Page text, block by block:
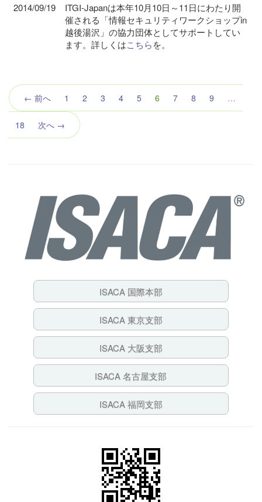
2014/09/19
ITGI-Japanは本年10月10日～11日にわたり開
催される「情報セキュリティワークショップin
越後湯沢」の協力団体としてサポートしてい
ます。詳しくはこちらを。
← 前へ 1 2 3 4 5 6 （こ
の
7 8 9 …
18 次へ →
ISACA 国際本部
ISACA 東京支部
ISACA 大阪支部
ISACA 名古屋支部
ISACA 福岡支部